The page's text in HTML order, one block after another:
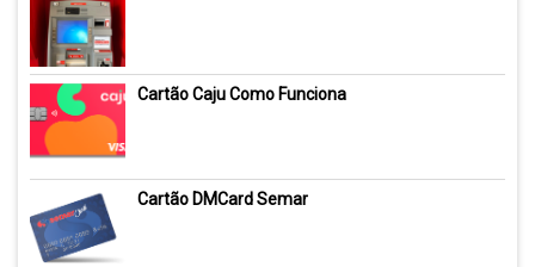
Cartão Caju Como Funciona
Cartão DMCard Semar